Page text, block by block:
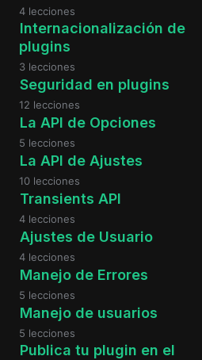
4 lecciones
Internacionalización de
plugins
3 lecciones
Seguridad en plugins
12 lecciones
La API de Opciones
5 lecciones
La API de Ajustes
10 lecciones
Transients API
4 lecciones
Ajustes de Usuario
4 lecciones
Manejo de Errores
5 lecciones
Manejo de usuarios
5 lecciones
Publica tu plugin en el